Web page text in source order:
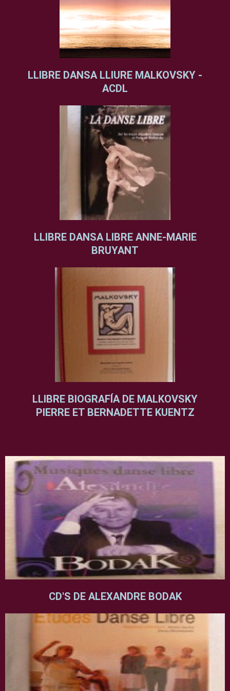
LLIBRE DANSA LLIURE MALKOVSKY -
ACDL
LLIBRE DANSA LIBRE ANNE-MARIE
BRUYANT
LLIBRE BIOGRAFÍA DE MALKOVSKY
PIERRE ET BERNADETTE KUENTZ
CD'S DE ALEXANDRE BODAK